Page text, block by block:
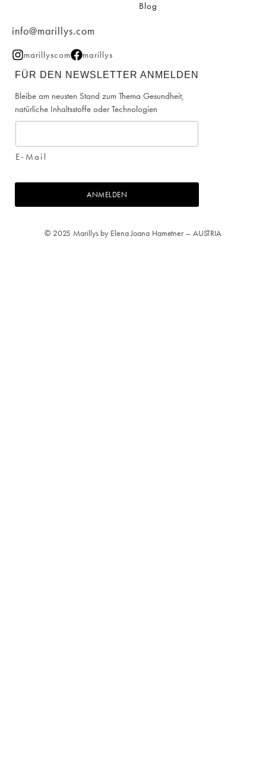
Blog
info@marillys.com
marillyscom marillys
FÜR DEN NEWSLETTER ANMELDEN
Bleibe am neusten Stand zum Thema Gesundheit,
natürliche Inhaltsstoffe oder Technologien
E-Mail
ANMELDEN
© 2025 Marillys by Elena Joana Hametner – AUSTRIA